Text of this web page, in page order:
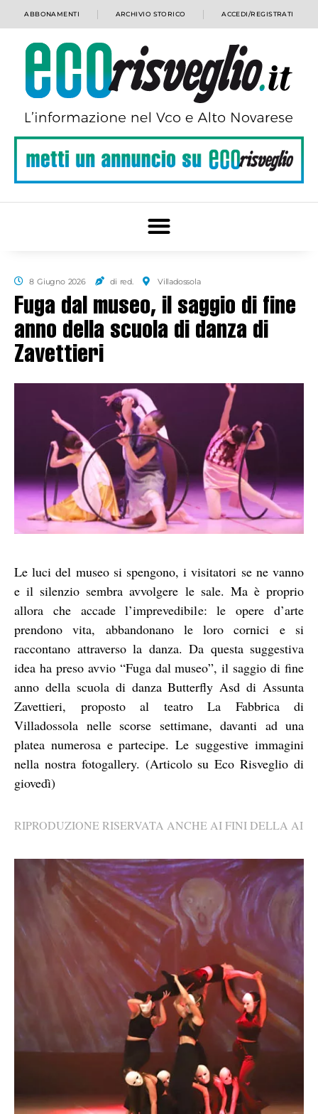
ABBONAMENTI ARCHIVIO STORICO ACCEDI/REGISTRATI
8 Giugno 2026 di red. Villadossola
Fuga dal museo, il saggio di fine
anno della scuola di danza di
Zavettieri
Le luci del museo si spengono, i visitatori se ne vanno
e il silenzio sembra avvolgere le sale. Ma è proprio
allora che accade l’imprevedibile: le opere d’arte
prendono vita, abbandonano le loro cornici e si
raccontano attraverso la danza. Da questa suggestiva
idea ha preso avvio “Fuga dal museo”, il saggio di fine
anno della scuola di danza Butterfly Asd di Assunta
Zavettieri, proposto al teatro La Fabbrica di
Villadossola nelle scorse settimane, davanti ad una
platea numerosa e partecipe. Le suggestive immagini
nella nostra fotogallery. (Articolo su Eco Risveglio di
giovedì)
RIPRODUZIONE RISERVATA ANCHE AI FINI DELLA AI